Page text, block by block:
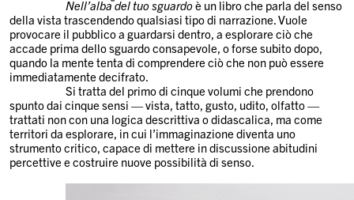
Nell’alba del tuo sguardoè un libro che parla del senso
della vista trascendendo qualsiasi tipo di narrazione. Vuole
provocare il pubblico a guardarsi dentro, a esplorare ciò che
accade prima dello sguardo consapevole, o forse subito dopo,
quando la mente tenta di comprendere ciò che non può essere
immediatamente decifrato.
Si tratta del primo di cinque volumi che prendono
spunto dai cinque sensi — vista, tatto, gusto, udito, olfatto —
trattati non con una logica descrittiva o didascalica, ma come
territori da esplorare, in cui l’immaginazione diventa uno
strumento critico, capace di mettere in discussione abitudini
percettive e costruire nuove possibilità di senso.